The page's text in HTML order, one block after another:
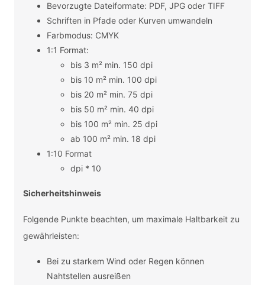
Bevorzugte Dateiformate: PDF, JPG oder TIFF
Schriften in Pfade oder Kurven umwandeln
Farbmodus: CMYK
1:1 Format:
bis 3 m² min. 150 dpi
bis 10 m² min. 100 dpi
bis 20 m² min. 75 dpi
bis 50 m² min. 40 dpi
bis 100 m² min. 25 dpi
ab 100 m² min. 18 dpi
1:10 Format
dpi * 10
Sicherheitshinweis
Folgende Punkte beachten, um maximale Haltbarkeit zu
gewährleisten:
Bei zu starkem Wind oder Regen können
Nahtstellen ausreißen